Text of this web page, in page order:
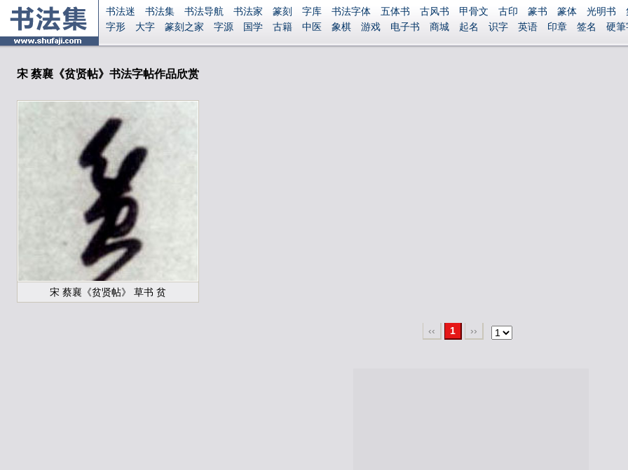
书法迷 书法集 书法导航 书法家 篆刻 字库 书法字体 五体书 古风书 甲骨文 古印 篆书 篆体 光明书
字形
大字 篆刻之家 字源 国学 古籍 中医 象棋 游戏 电子书 商城 起名 识字 英语 印章 签名
硬筆
宋 蔡襄《贫贤帖》书法字帖作品欣赏
宋 蔡襄《贫贤帖》 草书 贫
‹‹ 1 ››